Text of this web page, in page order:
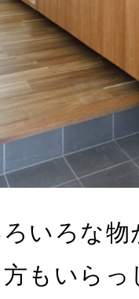
いろな
もいら